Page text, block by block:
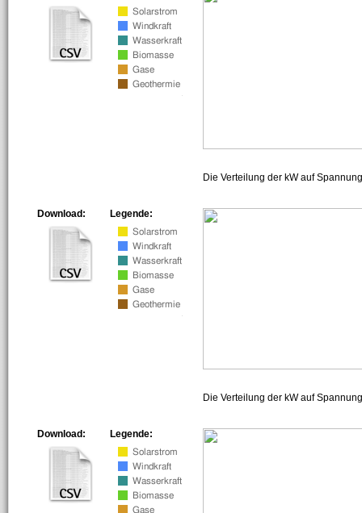
Die Verteilung der kW auf
Legende:
Download:
Die Verteilung der kW auf
Legende:
Download: